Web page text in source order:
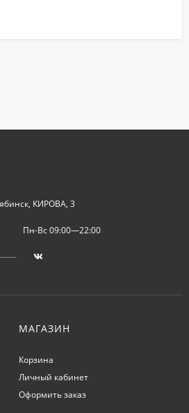
КИРОВА, 3
Пн-Вс 09:00—22:00
МАГАЗИН
Корзина
Личный кабинет
Оформить заказ